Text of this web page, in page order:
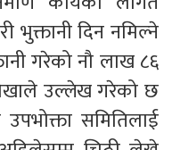
दिन नमिल्ने
गरेको नौ लाख ८६
उल्लेख गरेको छ
समितिलाई